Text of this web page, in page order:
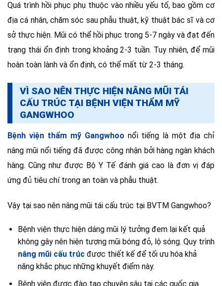
Quá trình hồi phục phụ thuộc vào nhiều yếu tố, bao gồm cơ
địa cá nhân, chăm sóc sau phẫu thuật, kỹ thuật bác sĩ và cơ
sở thực hiện. Mũi có thể hồi phục trong 5-7 ngày và đạt đến
trạng thái ổn định trong khoảng 2-3 tuần. Tuy nhiên, để mũi
hoàn toàn lành và ổn định, có thể mất từ 2-3 tháng.
VÌ SAO NÊN THỰC HIỆN NÂNG MŨI TÁI
CẤU TRÚC TẠI BỆNH VIỆN THẨM MỸ
GANGWHOO
Bệnh viện thẩm mỹ Gangwhoo nổi tiếng là một địa chỉ
nâng mũi nổi tiếng đã được công nhận bởi hàng ngàn khách
hàng. Cũng như được Bộ Y Tế đánh giá cao là đơn vị đáp
ứng đủ tiêu chí trong an toàn và phẫu thuật.
Vậy tại sao nên nâng mũi tái cấu trúc tại BVTM Gangwhoo?
Bệnh viện thực hiện dáng mũi lý tưởng đem lại kết quả
không gây nên hiện tượng mũi bóng đỏ, lộ sóng. Quy trình
nâng mũi cấu trúcđược thiết kế để tối ưu hóa khả
năng khắc phục những khuyết điểm này.
Bệnh viện được đào tạo chuyên sâu tại các quốc gia